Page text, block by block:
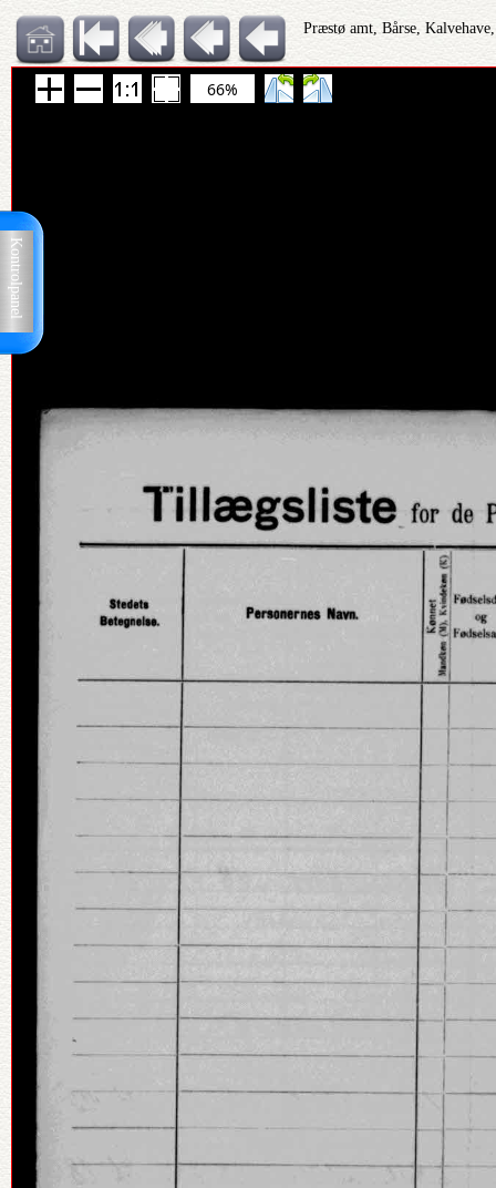
Kontrolpanel
Præstø amt, Bårse,
66%